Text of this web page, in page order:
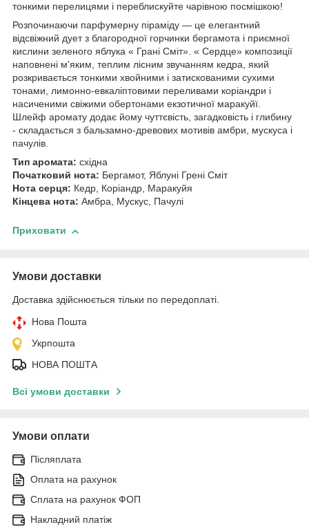
тонкими перелицями і переблискуйте чарівною посмішкою!
Розпочинаючи парфумерну піраміду — це елегантний
відсвіжний дует з благородної горчинки бергамота і приємної
кислини зеленого яблука « Грані Сміт». « Сердце» композиції
наповнені м'яким, теплим лісним звучанням кедра, який
розкривається тонкими хвойними і затискованими сухими
тонами, лимонно-евкаліптовими переливами коріандри і
насиченими свіжими обертонами екзотичної маракуйї.
Шлейф аромату додає йому чуттєвість, загадковість і глибину
- складається з бальзамно-древових мотивів амбри, мускуса і
пачулів.
Тип аромата: східна
Початковий нота: Бергамот, Яблуні Грені Сміт
Нота серця: Кедр, Коріандр, Маракуйя
Кінцева нота: Амбра, Мускус, Пачулі
Приховати
Умови доставки
Доставка здійснюється тільки по передоплаті.
Нова Пошта
Укрпошта
НОВА ПОШТА
Всі умови доставки
Умови оплати
Післяплата
Оплата на рахунок
Сплата на рахунок ФОП
Накладний платіж